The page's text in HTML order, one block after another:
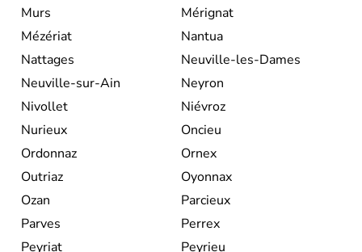
Murs
Mérignat
Mézériat
Nantua
Nattages
Neuville-les-Dames
Neuville-sur-Ain
Neyron
Nivollet
Niévroz
Nurieux
Oncieu
Ordonnaz
Ornex
Outriaz
Oyonnax
Ozan
Parcieux
Parves
Perrex
Peyriat
Peyrieu